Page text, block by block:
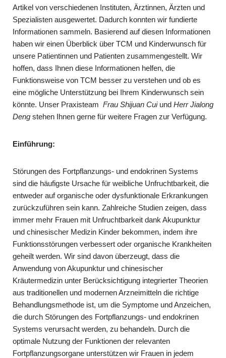
Artikel von verschiedenen Instituten, Ärztinnen, Ärzten und
Spezialisten ausgewertet. Dadurch konnten wir fundierte
Informationen sammeln. Basierend auf diesen Informationen
haben wir einen Überblick über TCM und Kinderwunsch für
unsere Patientinnen und Patienten zusammengestellt. Wir
hoffen, dass Ihnen diese Informationen helfen, die
Funktionsweise von TCM besser zu verstehen und ob es
eine mögliche Unterstützung bei Ihrem Kinderwunsch sein
könnte. Unser Praxisteam Frau Shijuan Cuiund Herr Jialong
Deng stehen Ihnen gerne für weitere Fragen zur Verfügung.
Einführung:
Störungen des Fortpflanzungs- und endokrinen Systems
sind die häufigste Ursache für weibliche Unfruchtbarkeit, die
entweder auf organische oder dysfunktionale Erkrankungen
zurückzuführen sein kann. Zahlreiche Studien zeigen, dass
immer mehr Frauen mit Unfruchtbarkeit dank Akupunktur
und chinesischer Medizin Kinder bekommen, indem ihre
Funktionsstörungen verbessert oder organische Krankheiten
geheilt werden. Wir sind davon überzeugt, dass die
Anwendung von Akupunktur und chinesischer
Kräutermedizin unter Berücksichtigung integrierter Theorien
aus traditionellen und modernen Arzneimitteln die richtige
Behandlungsmethode ist, um die Symptome und Anzeichen,
die durch Störungen des Fortpflanzungs- und endokrinen
Systems verursacht werden, zu behandeln. Durch die
optimale Nutzung der Funktionen der relevanten
Fortpflanzungsorgane unterstützen wir Frauen in jedem